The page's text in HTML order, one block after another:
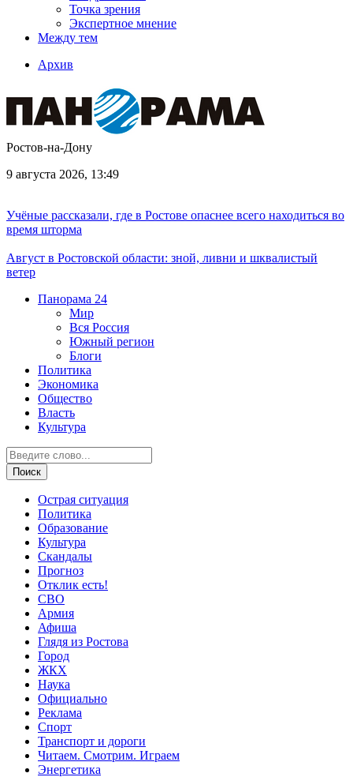
Точка зрения
Экспертное мнение
Между тем
Архив
Ростов-на-Дону
9 августа 2026, 13:49
Учёные рассказали, где в Ростове опаснее всего находиться во
время шторма
Август в Ростовской области: зной, ливни и шквалистый
ветер
Панорама 24
Мир
Вся Россия
Южный регион
Блоги
Политика
Экономика
Общество
Власть
Культура
Острая ситуация
Политика
Образование
Культура
Скандалы
Прогноз
Отклик есть!
СВО
Армия
Афиша
Глядя из Ростова
Город
ЖКХ
Наука
Официально
Реклама
Спорт
Транспорт и дороги
Читаем. Смотрим. Играем
Энергетика